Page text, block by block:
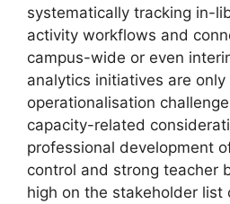
systematically tracking in-
activity workflows and
campus-wide or even
analytics initiatives are
operationalisation
capacity-related
professional development
control and strong teacher
high on the stakeholder